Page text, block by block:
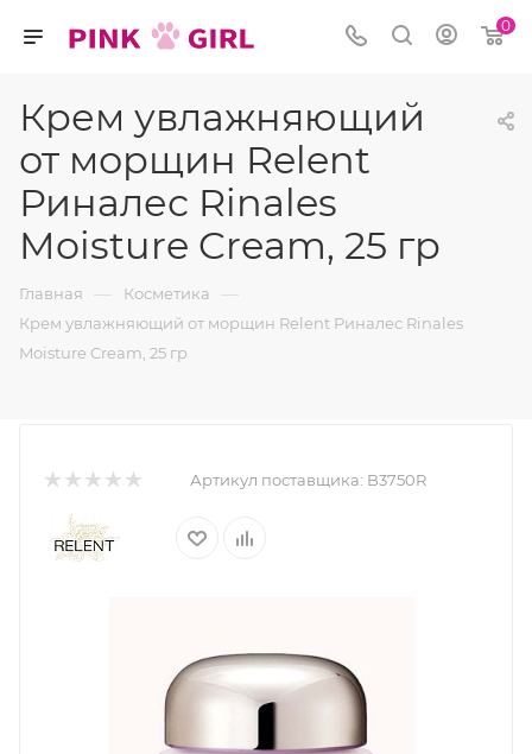
0
Крем увлажняющий
от морщин Relent
Риналес Rinales
Moisture Cream, 25 гр
Главная — Косметика —
Крем увлажняющий от морщин Relent Риналес Rinales
Moisture Cream, 25 гр
Артикул поставщика: B3750R